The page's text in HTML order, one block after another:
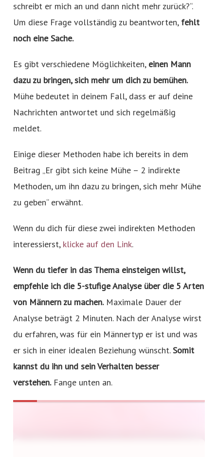
schreibt er mich an und dann nicht mehr zurück?“.
Um diese Frage vollständig zu beantworten, fehlt
noch eine Sache.
Es gibt verschiedene Möglichkeiten, einen Mann
dazu zu bringen, sich mehr um dich zu bemühen.
Mühe bedeutet in deinem Fall, dass er auf deine
Nachrichten antwortet und sich regelmäßig
meldet.
Einige dieser Methoden habe ich bereits in dem
Beitrag „Er gibt sich keine Mühe – 2 indirekte
Methoden, um ihn dazu zu bringen, sich mehr Mühe
zu geben“ erwähnt.
Wenn du dich für diese zwei indirekten Methoden
interessierst, klicke auf den Link.
Wenn du tiefer in das Thema einsteigen willst,
empfehle ich die 5-stufige Analyse über die 5 Arten
von Männern zu machen.Maximale Dauer der
Analyse beträgt 2 Minuten. Nach der Analyse wirst
du erfahren, was für ein Männertyp er ist und was
er sich in einer idealen Beziehung wünscht.Somit
kannst du ihn und sein Verhalten besser
verstehen.Fange unten an.